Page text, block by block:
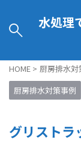
水処理
HOME > 厨房排水対
厨房排水対策事例
グリストラ